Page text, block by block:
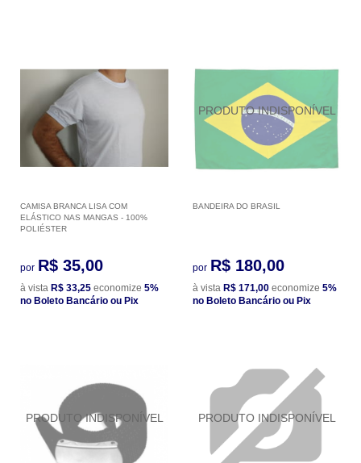
CAMISA BRANCA LISA COM
ELÁSTICO NAS MANGAS - 100%
POLIÉSTER
por R$ 35,00
à vista R$ 33,25 economize 5%
no Boleto Bancário ou Pix
BANDEIRA DO BRASIL
por R$ 180,00
à vista R$ 171,00 economize 5%
no Boleto Bancário ou Pix